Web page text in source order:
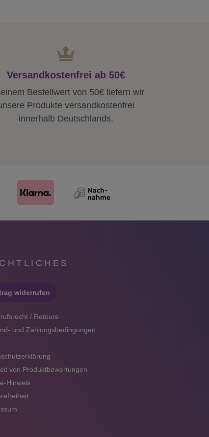
Versandkostenfrei ab 50€
Bestellwert von 50€ liefern wir
Produkte versandkostenfrei
innerhalb Deutschlands.
widerrufen
/ Retoure
und Zahlungsbedingungen
von Produktbewertungen
Hinweis